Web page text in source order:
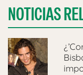
NOTICIAS